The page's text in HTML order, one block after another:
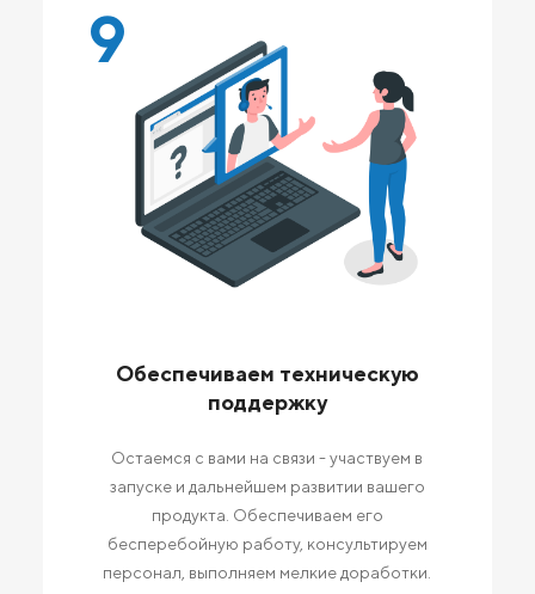
9
Обеспечиваем техническую
поддержку
Остаемся с вами на связи - участвуем в
запуске и дальнейшем развитии вашего
продукта. Обеспечиваем его
бесперебойную работу, консультируем
персонал, выполняем мелкие доработки.